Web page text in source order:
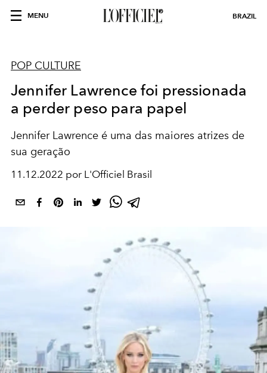
MENU BRAZIL
POP CULTURE
Jennifer Lawrence foi pressionada
a perder peso para papel
Jennifer Lawrence é uma das maiores atrizes de
sua geração
11.12.2022 por L'Officiel Brasil